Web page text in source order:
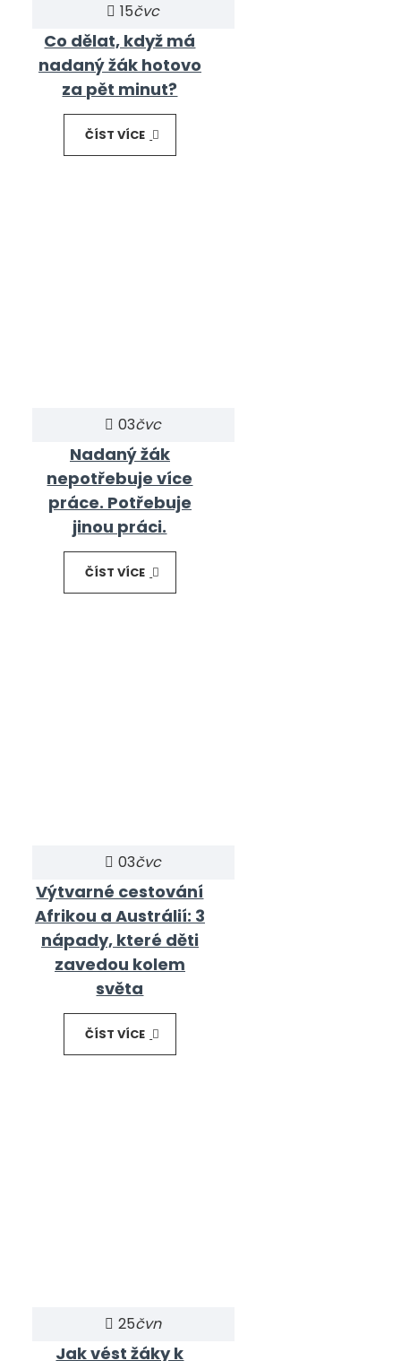
15čvc
Co dělat, když má
nadaný žák hotovo
za pět minut?
ČÍST VÍCE
03čvc
Nadaný žák
nepotřebuje více
práce. Potřebuje
jinou práci.
ČÍST VÍCE
03čvc
Výtvarné cestování
Afrikou a Austrálií: 3
nápady, které děti
zavedou kolem
světa
ČÍST VÍCE
25čvn
Jak vést žáky k